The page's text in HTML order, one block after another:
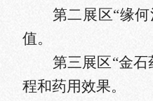
第二展区“缘
值。
第三展区“金
程和药用效果。